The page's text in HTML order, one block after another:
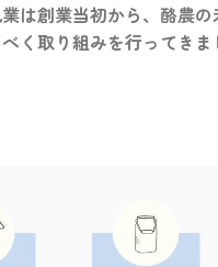
は創業当初から、酪農
く取り組みを行ってきま